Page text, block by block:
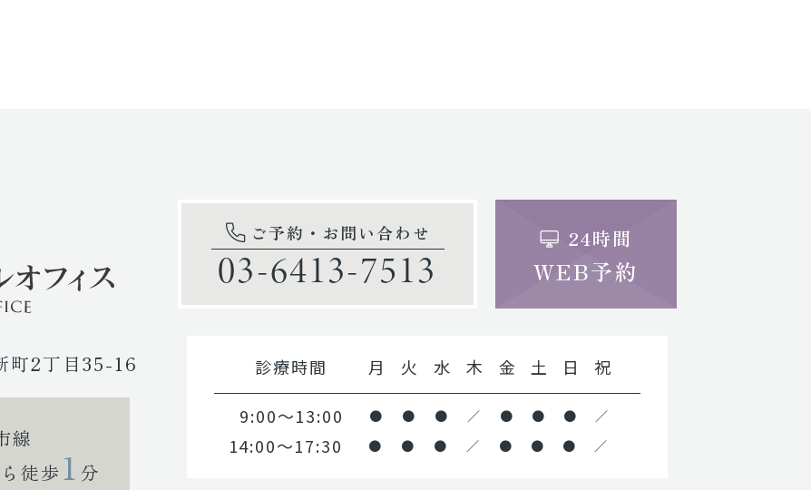
町2丁目35-16
線
徒歩 1 分
ご予約・お問い合わせ
03-6413-7513
24時間
WEB予約
診療時間 月 火 水 木 金 土 日 祝
9:00～13:00 ● ● ● ／ ● ● ● ／
14:00～17:30 ● ● ● ／ ● ● ● ／